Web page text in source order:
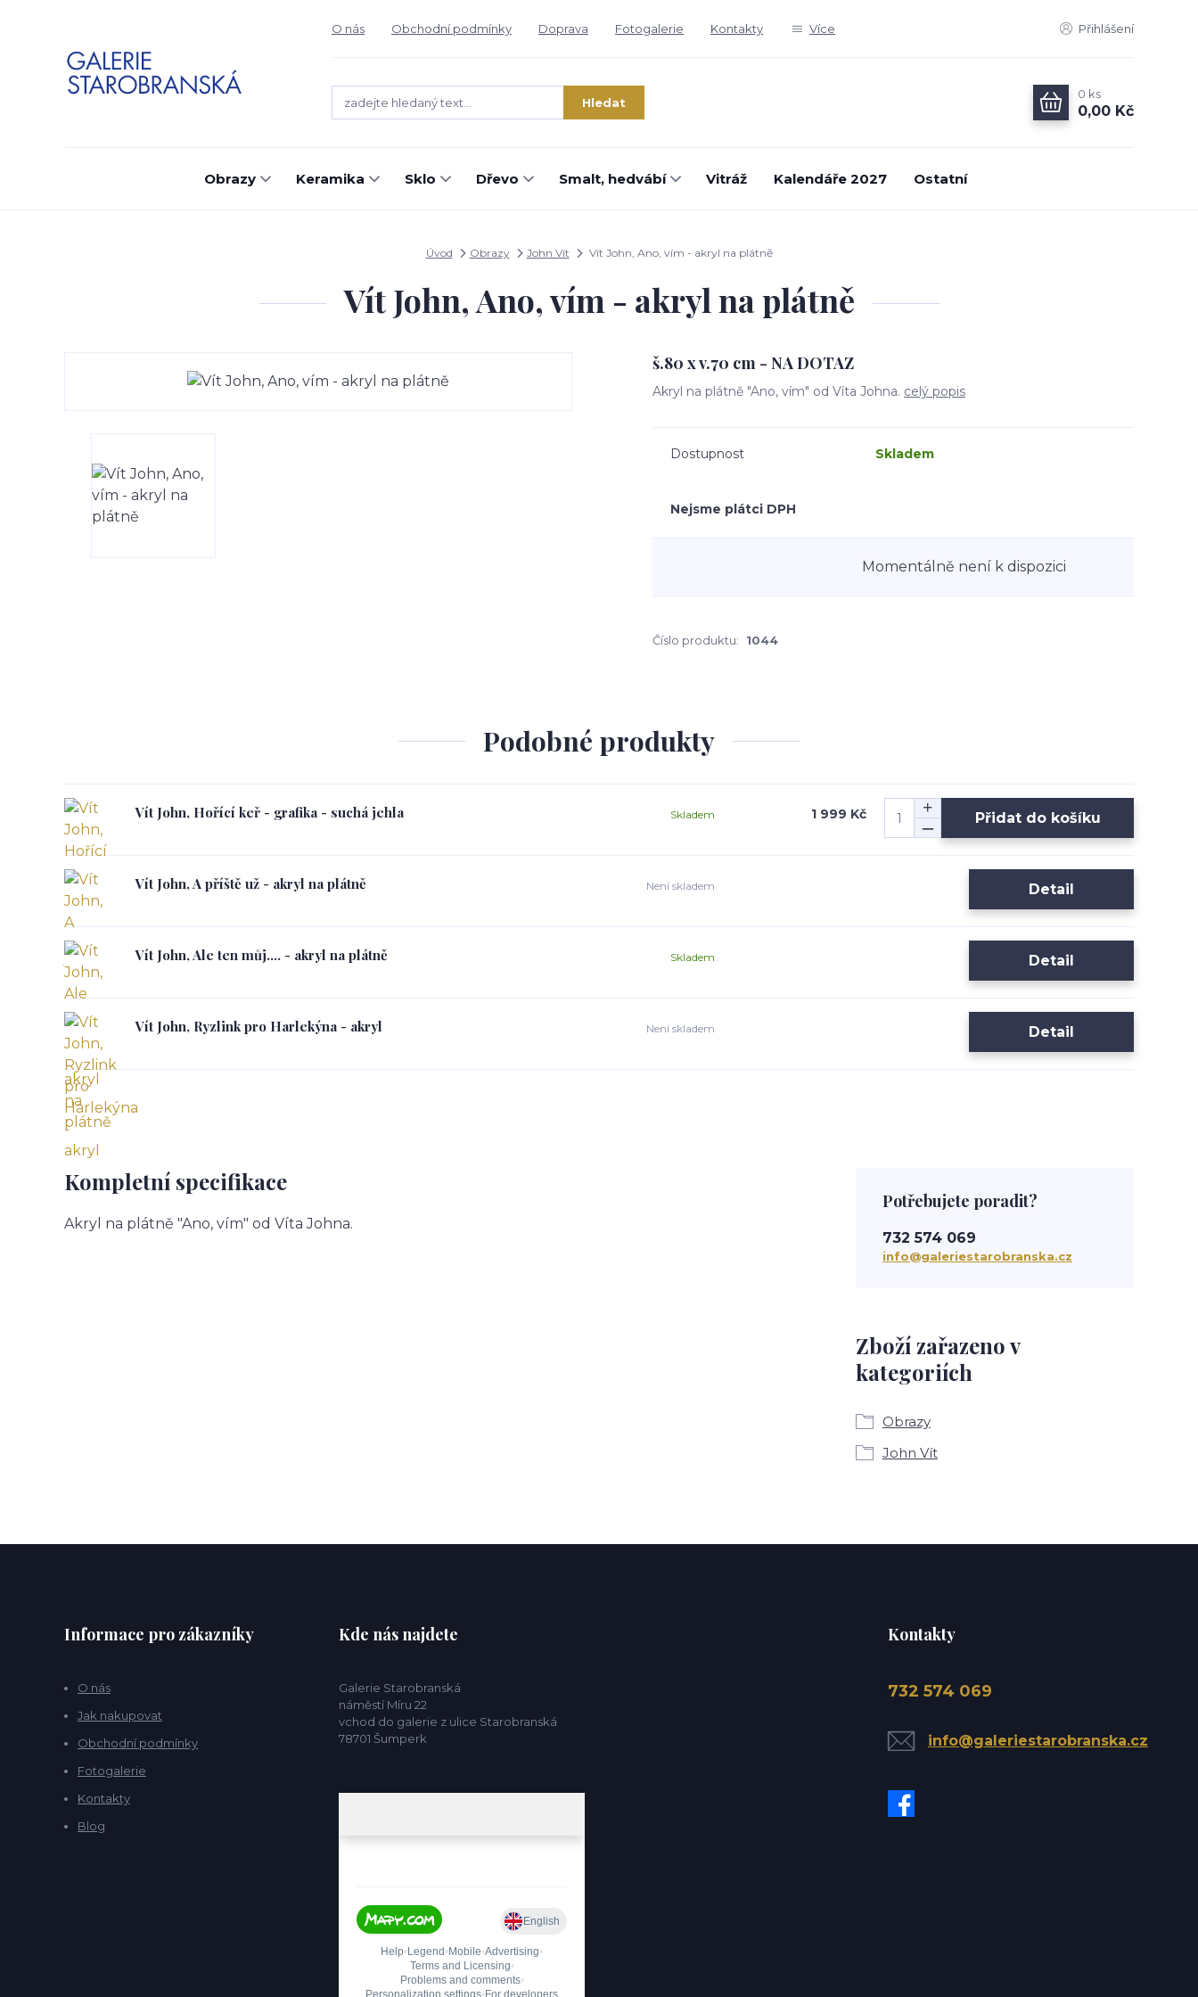
O nás Obchodní podmínky Doprava Fotogalerie Kontakty Více Přihlášení
Hledat
0 ks
0,00 Kč
Obrazy Keramika Sklo Dřevo Smalt, hedvábí Vitráž Kalendáře 2027 Ostatní
Úvod Obrazy John Vít Vít John, Ano, vím - akryl na plátně
Vít John, Ano, vím - akryl na plátně
š.80 x v.70 cm - NA DOTAZ
Akryl na plátně "Ano, vím" od Víta Johna. celý popis
Dostupnost Skladem
Nejsme plátci DPH
Momentálně není k dispozici
Číslo produktu: 1044
Podobné produkty
Vít John, Hořící keř - grafika - suchá jehla 1 999 Kč
Skladem Přidat do košíku
Vít John, A příště už - akryl na plátně Není skladem Detail
Vít John, Ale ten můj.... - akryl na plátně Skladem Detail
Vít John, Ryzlink pro Harlekýna - akryl Není skladem Detail
Kompletní specifikace
Akryl na plátně "Ano, vím" od Víta Johna.
Zboží zařazeno v
kategoriích
Obrazy
John Vít
Potřebujete poradit?
732 574 069
info@galeriestarobranska.cz
Informace pro zákazníky
O nás
Jak nakupovat
Obchodní podmínky
Fotogalerie
Kontakty
Blog
Kde nás najdete
Galerie Starobranská
náměstí Míru 22
vchod do galerie z ulice Starobranská
78701 Šumperk
Kontakty
732 574 069
info@galeriestarobranska.cz